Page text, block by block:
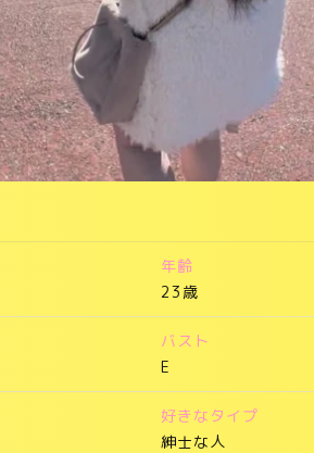
年齢
23歳
バスト
E
好きなタイプ
紳士な人